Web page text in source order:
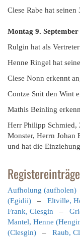
Clese Rabe hat
Montag 9. September
Rulgin hat als
Henne Ringel hat
Clese Nonn erkennt
Contze Snit den Wint
Mathis Beinling
Herr Philipp Schmied,
Monster, Herrn Johan
und hat die
Registereinträge
Aufholung (aufholen)
(Egidii) – Eltville,
Frank, Clesgin –
Mantel, Henne
(Clesgin) – Raub,